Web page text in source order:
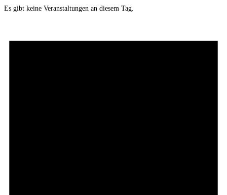
Es gibt keine Veranstaltungen an diesem Tag.